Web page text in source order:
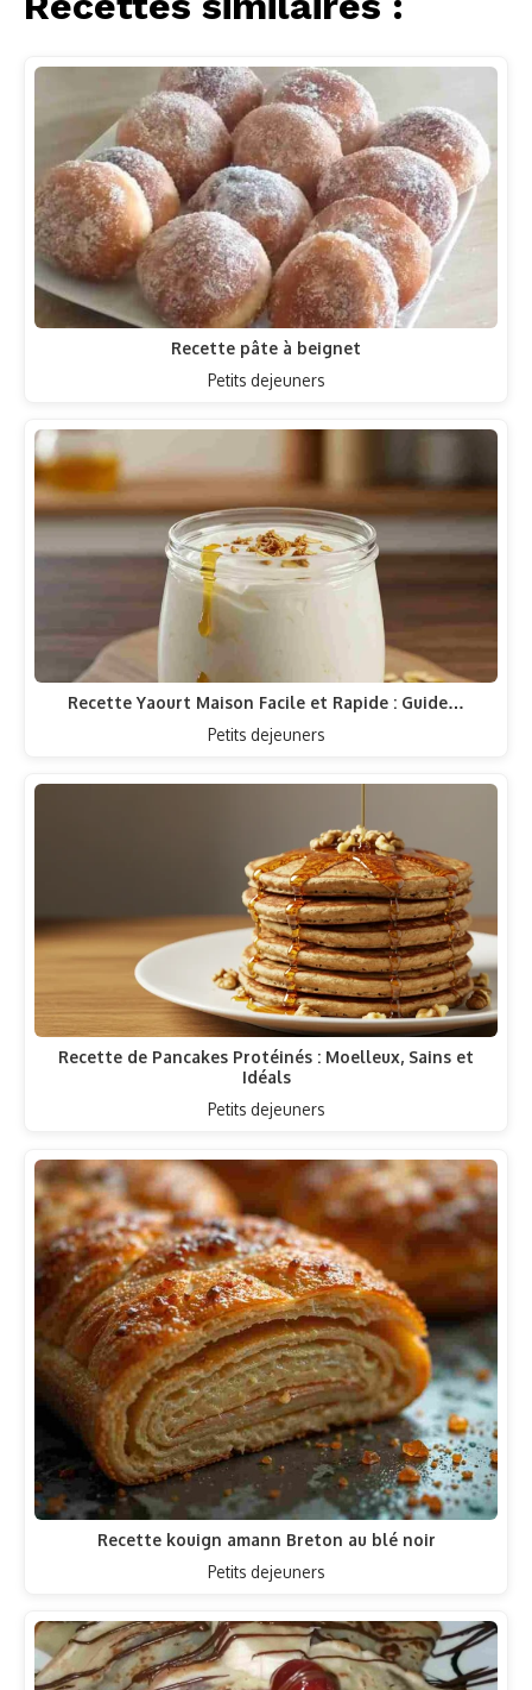
Recette pâte à beignet
Petits dejeuners
Recette Yaourt Maison Facile et Rapide : Guide…
Petits dejeuners
Recette de Pancakes Protéinés : Moelleux, Sains et
Idéals
Petits dejeuners
Recette kouign amann Breton au blé noir
Petits dejeuners